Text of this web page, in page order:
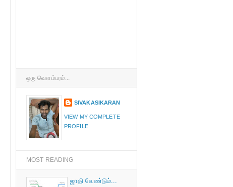
ஒரு வெளம்பரம்...
SIVAKASIKARAN
VIEW MY COMPLETE
PROFILE
MOST READING
ஜாதி வேண்டும்...